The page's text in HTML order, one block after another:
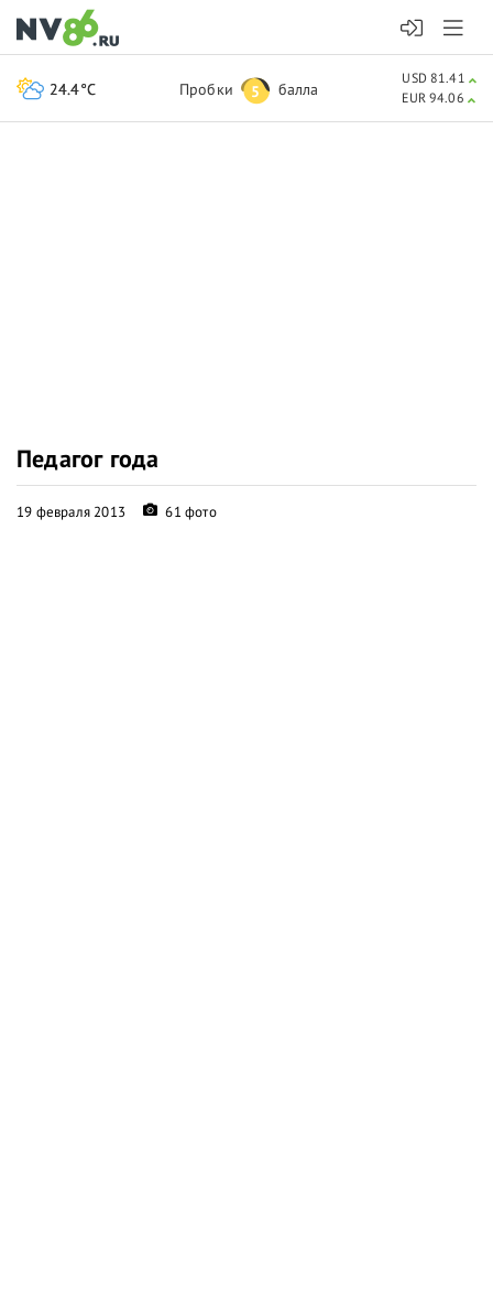
Педагог года
19 февраля 2013 61 фото
24.4°C Пробки 5 балла
USD 81.41
EUR 94.06